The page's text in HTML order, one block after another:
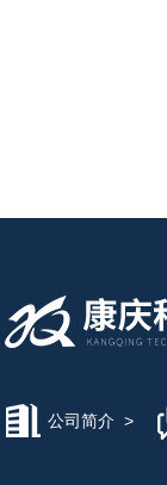
公司简介 >